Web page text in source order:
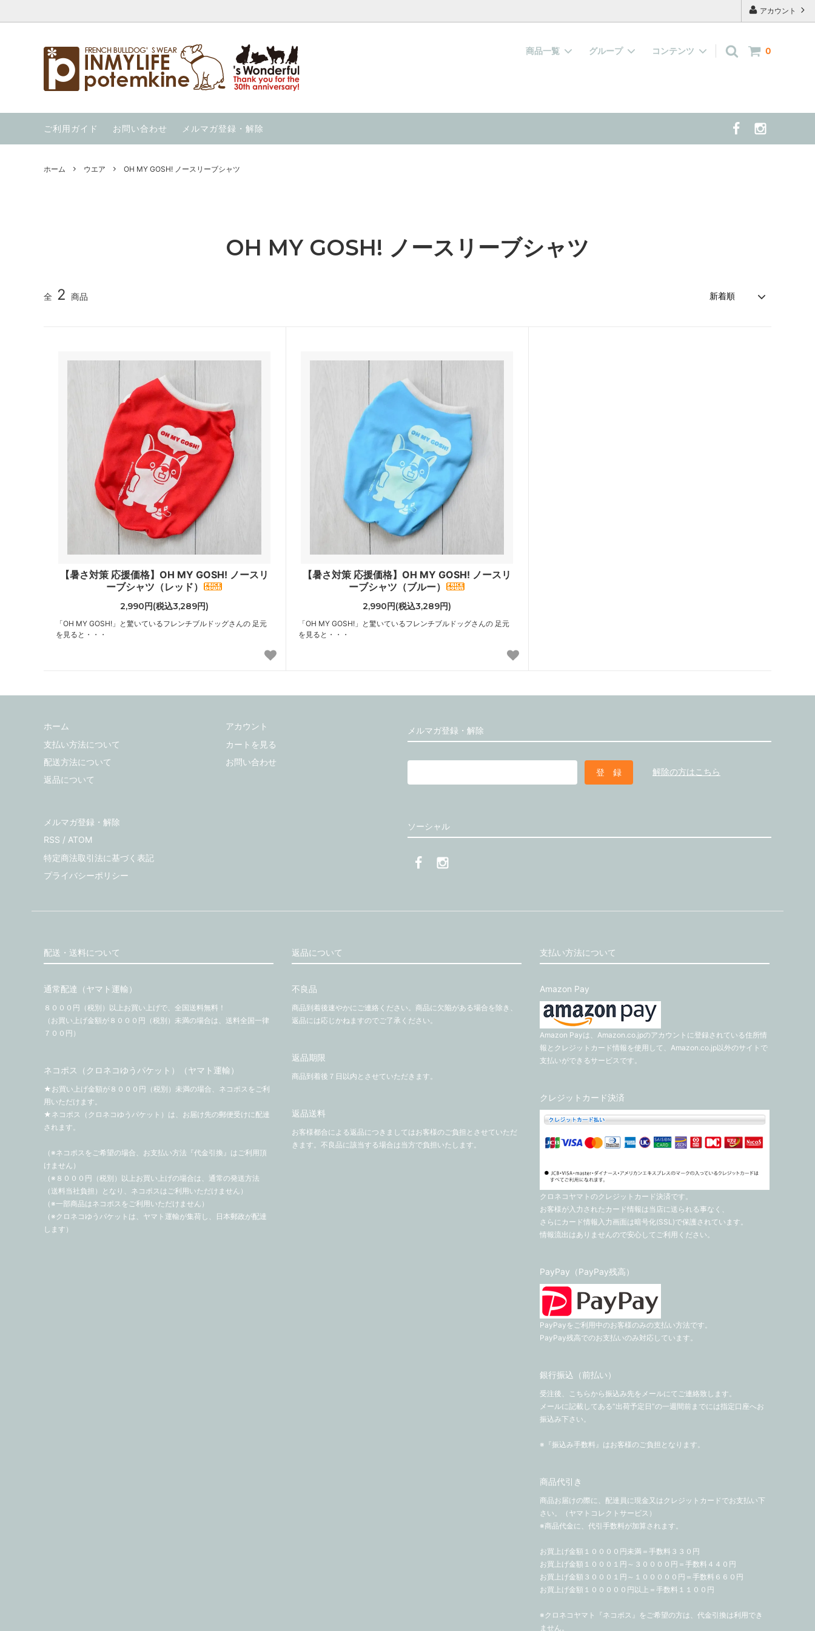
アカウント
0
商品一覧
ウエア クールウォーカー（夏用ハーネス）
ウィンター・ウォーカー（秋冬用ハーネ
ス）
ニットキャップ ネックウォーマー 雑貨
グループ
【暑さ対策応援価格】の商品を集めまし
夏用ハーネス COOL WALKER
通気性の良い服を集めました！ 冷んやーり感じる 接触冷感の洋服
コンテンツ
INMYLIFE potemkineの手仕事 当店の梱包と発送方法につきまして
ウォーホル絵本
OUT & IN 『水で濡らして着せる服』の
ススメ 2026
INMYLIFE potemkineが提案する 夏の
当店の看板犬 兼 モデル犬 の紹介
ご利用ガイド
お問い合わせ メルマガ登録・解除
ホーム ウエア OH MY GOSH! ノースリーブシャツ
OH MY GOSH! ノースリーブシャツ
全 2 商品
【暑さ対策 応援価格】OH MY GOSH! ノースリ
ーブシャツ（レッド）
2,990円(税込3,289円)
「OH MY GOSH!」と驚いているフレンチブルドッグさんの 足元
を見ると・・・
【暑さ対策 応援価格】OH MY GOSH! ノースリ
ーブシャツ（ブルー）
2,990円(税込3,289円)
「OH MY GOSH!」と驚いているフレンチブルドッグさんの 足元
を見ると・・・
メルマガ登録・解除
解除の方はこちら
ホーム
支払い方法について
配送方法について
返品について
アカウント
カートを見る
お問い合わせ
ソーシャル
メルマガ登録・解除
RSS / ATOM
特定商法取引法に基づく表記
プライバシーポリシー
配送・送料について
通常配達（ヤマト運輸）
８０００円（税別）以上お買い上げで、全国送料無料！
（お買い上げ金額が８０００円（税別）未満の場合は、送料全国一律
７００円）
ネコポス（クロネコゆうパケット）（ヤマト運輸）
★お買い上げ金額が８０００円（税別）未満の場合、ネコポスをご利
用いただけます。
★ネコポス（クロネコゆうパケット）は、お届け先の郵便受けに配達
されます。
（※ネコポスをご希望の場合、お支払い方法『代金引換』はご利用頂
けません）
（※８０００円（税別）以上お買い上げの場合は、通常の発送方法
（送料当社負担）となり、ネコポスはご利用いただけません）
（※一部商品はネコポスをご利用いただけません）
（※クロネコゆうパケットは、ヤマト運輸が集荷し、日本郵政が配達
します）
返品について
不良品
商品到着後速やかにご連絡ください。商品に欠陥がある場合を除き、
返品には応じかねますのでご了承ください。
返品期限
商品到着後７日以内とさせていただきます。
返品送料
お客様都合による返品につきましてはお客様のご負担とさせていただ
きます。不良品に該当する場合は当方で負担いたします。
支払い方法について
Amazon Pay
Amazon Payは、Amazon.co.jpのアカウントに登録されている住所情
報とクレジットカード情報を使用して、Amazon.co.jp以外のサイトで
支払いができるサービスです。
クレジットカード決済
クロネコヤマトのクレジットカード決済です。
お客様が入力されたカード情報は当店に送られる事なく、
さらにカード情報入力画面は暗号化(SSL)で保護されています。
情報流出はありませんので安心してご利用ください。
PayPay（PayPay残高）
PayPayをご利用中のお客様のみの支払い方法です。
PayPay残高でのお支払いのみ対応しています。
銀行振込（前払い）
受注後、こちらから振込み先をメールにてご連絡致します。
メールに記載してある“出荷予定日”の一週間前までには指定口座へお
振込み下さい。
※『振込み手数料』はお客様のご負担となります。
商品代引き
商品お届けの際に、配達員に現金又はクレジットカードでお支払い下
さい。（ヤマトコレクトサービス）
※商品代金に、代引手数料が加算されます。
お買上げ金額１００００円未満＝手数料３３０円
お買上げ金額１０００１円～３００００円＝手数料４４０円
お買上げ金額３０００１円～１０００００円＝手数料６６０円
お買上げ金額１０００００円以上＝手数料１１００円
※クロネコヤマト『ネコポス』をご希望の方は、代金引換は利用でき
ません。